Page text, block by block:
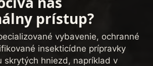
prístup?
vybavenie, ochranné
insekticídne prípravky
skrytých hniezd, napríklad v